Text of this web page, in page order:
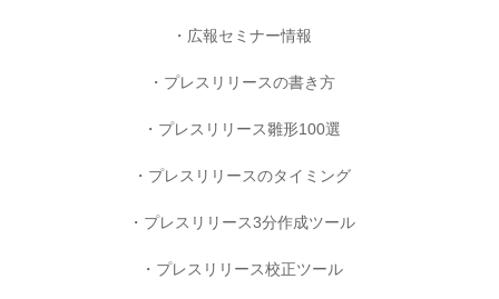
広報セミナー情報
プレスリリースの書き方
プレスリリース雛形100選
プレスリリースのタイミング
プレスリリース3分作成ツール
プレスリリース校正ツール